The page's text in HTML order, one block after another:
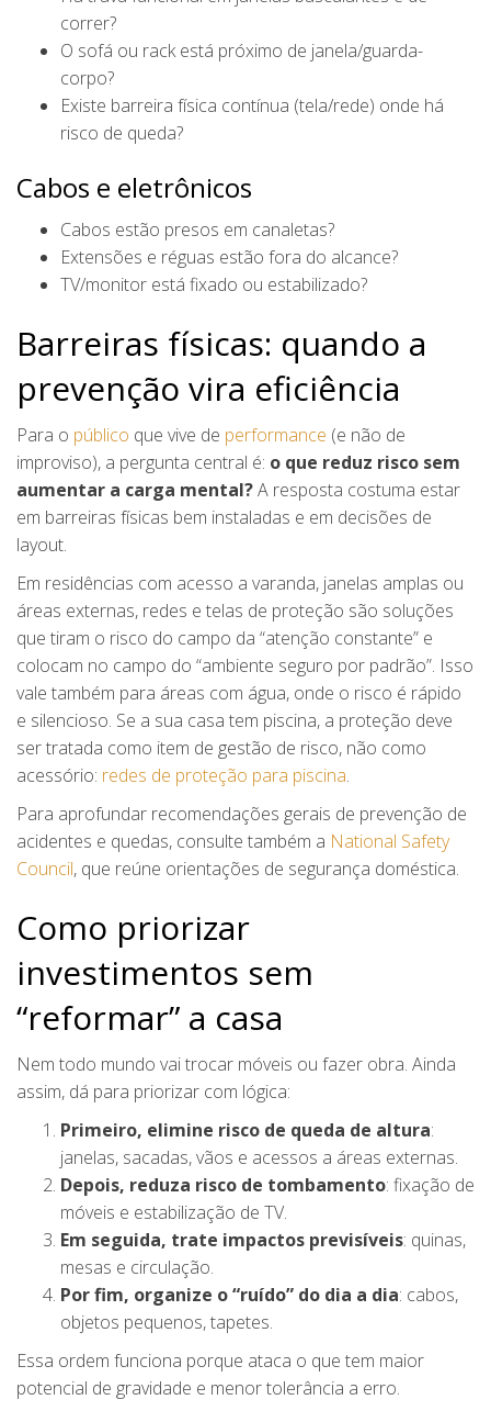
correr?
O sofá ou rack está próximo de janela/guarda-
corpo?
Existe barreira física contínua (tela/rede) onde há
risco de queda?
Cabos e eletrônicos
Cabos estão presos em canaletas?
Extensões e réguas estão fora do alcance?
TV/monitor está fixado ou estabilizado?
Barreiras físicas: quando a
prevenção vira eficiência
Para o público que vive de performance (e não de
improviso), a pergunta central é: o que reduz risco sem
aumentar a carga mental?A resposta costuma estar
em barreiras físicas bem instaladas e em decisões de
layout.
Em residências com acesso a varanda, janelas amplas ou
áreas externas, redes e telas de proteção são soluções
que tiram o risco do campo da “atenção constante” e
colocam no campo do “ambiente seguro por padrão”. Isso
vale também para áreas com água, onde o risco é rápido
e silencioso. Se a sua casa tem piscina, a proteção deve
ser tratada como item de gestão de risco, não como
acessório: redes de proteção para piscina.
Para aprofundar recomendações gerais de prevenção de
acidentes e quedas, consulte também a National Safety
Council, que reúne orientações de segurança doméstica.
Como priorizar
investimentos sem
“reformar” a casa
Nem todo mundo vai trocar móveis ou fazer obra. Ainda
assim, dá para priorizar com lógica:
Primeiro, elimine risco de queda de altura:
janelas, sacadas, vãos e acessos a áreas externas.
Depois, reduza risco de tombamento: fixação de
móveis e estabilização de TV.
Em seguida, trate impactos previsíveis: quinas,
mesas e circulação.
Por fim, organize o “ruído” do dia a dia: cabos,
objetos pequenos, tapetes.
Essa ordem funciona porque ataca o que tem maior
potencial de gravidade e menor tolerância a erro.